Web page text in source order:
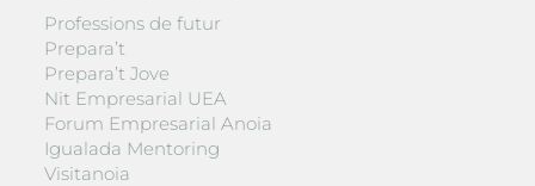
Professions de futur
Prepara’t
Prepara’t Jove
Nit Empresarial UEA
Forum Empresarial Anoia
Igualada Mentoring
Visitanoia